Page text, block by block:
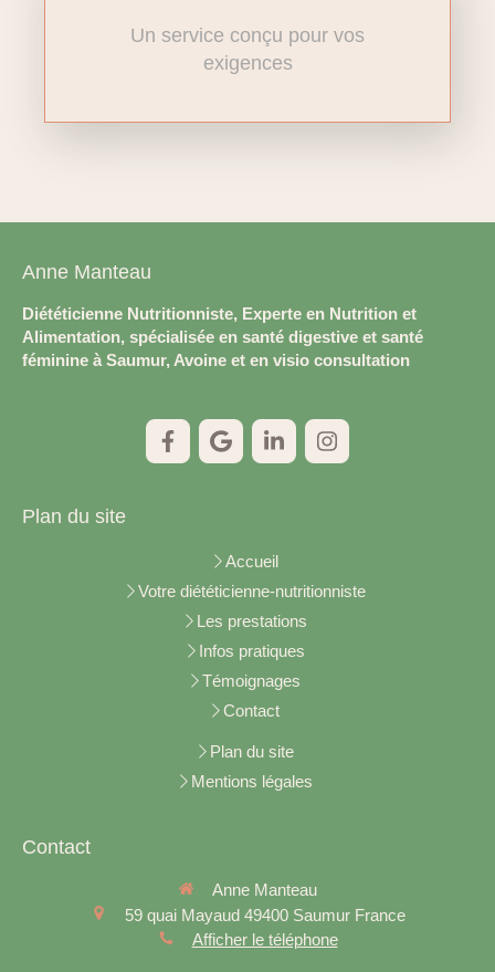
Un service conçu pour vos
exigences
Anne Manteau
Diététicienne Nutritionniste, Experte en Nutrition et
Alimentation, spécialisée en santé digestive et santé
féminine à Saumur, Avoine et en visio consultation
Plan du site
Accueil
Votre diététicienne-nutritionniste
Les prestations
Infos pratiques
Témoignages
Contact
Plan du site
Mentions légales
Contact
Anne Manteau
59 quai Mayaud 49400 Saumur France
Afficher le téléphone